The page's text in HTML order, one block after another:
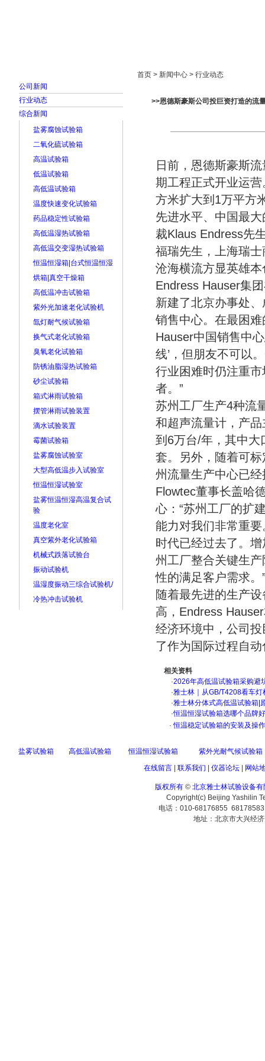
公司新闻
行业动态
综合新闻
盐雾腐蚀试验箱
二氧化硫试验箱
高温试验箱
低温试验箱
高低温试验箱
温度快速变化试验箱
药品稳定性试验箱
高低温湿热试验箱
高低温交变湿热试验箱
恒温恒湿箱|台式恒温恒湿
烘箱|真空干燥箱
高低温冲击试验箱
紫外光加速老化试验机
氙灯耐气候试验箱
换气式老化试验箱
臭氧老化试验箱
防锈油脂湿热试验箱
砂尘试验箱
箱式淋雨试验箱
摆管淋雨试验装置
滴水试验装置
霉菌试验箱
盐雾腐蚀试验室
大型高低温步入试验室
恒温恒湿试验室
盐雾恒温恒湿高温复合试
验
温度老化室
真空紫外老化试验箱
机械式跌落试验台
振动试验机
温湿度振动三综合试验机/
冷热冲击试验机
首页 > 新闻中心 > 行业动态
>>恩德斯豪斯公司投巨资打造的流
日前，恩德斯豪斯
期工程正式开业运
方米扩大到1万平方
先进水平、中国最
裁Klaus Endress先
福瑞先生，上海瑞
沧海横流方显英雄
Endress Hauser集
新建了北京办事处
销售中心。在最困
Hauser中国销售中
线’，但朋友不可以
行业困难时仍注重
者。”
苏州工厂生产4种流
和超声流量计，产
到6万台/年，其中大
套。另外，随着可
州流量生产中心已
Flowtec董事长盖哈
心：“苏州工厂的扩
能力对我们非常重
时代已经过去了。
州工厂整合关键生
性的满足客户需求。
随着最先进的生产
高，Endress
经济环境中，公司
了作为国际过程自
相关资料
·2026年高低温试验箱采购
·雅士林｜从GB/T4208看车
·雅士林分体式高低温试验箱|
·恒温恒湿试验箱选哪个品牌
· 恒温稳定试验箱的安装及操
盐雾试验箱 高低温试验箱 恒温恒湿试验箱
紫外光耐气候试验箱
在线留言| 联系我们 仪器论坛| 网站
版权所有 © 北京雅士林试验设备有
Copyright(c) Beijing Yashilin
电话：010-68176855
地址：北京市大兴经